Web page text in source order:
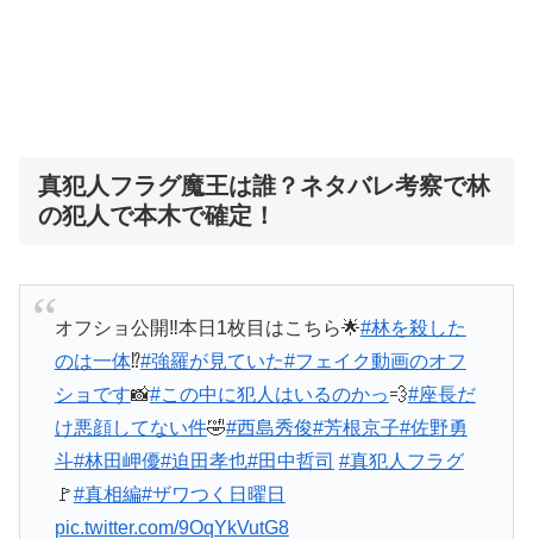
真犯人フラグ魔王は誰？ネタバレ考察で林
の犯人で本木で確定！
オフショ公開‼️本日1枚目はこちら🌟#林を殺した
のは一体⁉️#強羅が見ていた#フェイク動画のオフ
ショです📸#この中に犯人はいるのかっ💨#座長だ
け悪顔してない件🤣#西島秀俊#芳根京子#佐野勇
斗#林田岬優#迫田孝也#田中哲司 #真犯人フラグ
🚩#真相編#ザワつく日曜日
pic.twitter.com/9OqYkVutG8